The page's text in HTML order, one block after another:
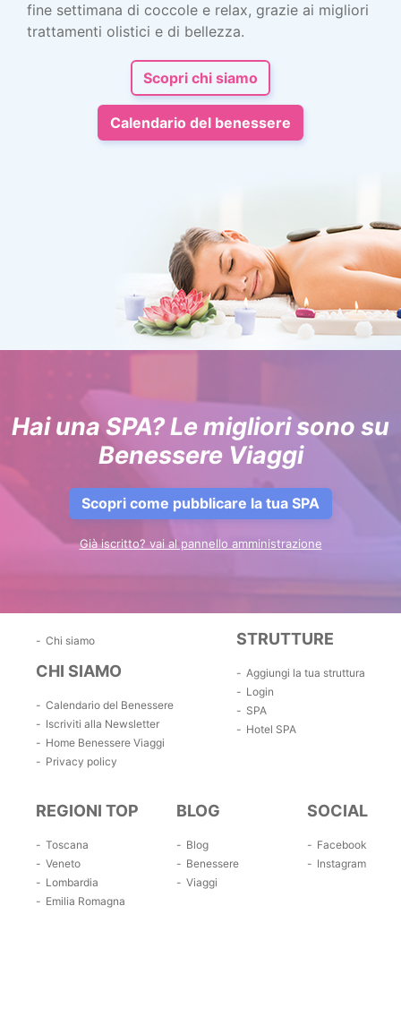
fine settimana di coccole e relax, grazie ai migliori
trattamenti olistici e di bellezza.
Scopri chi siamo
Calendario del benessere
Hai una SPA? Le migliori sono su
Benessere Viaggi
Scopri come pubblicare la tua SPA
Già iscritto? vai al pannello amministrazione
Chi siamo
CHI SIAMO
Calendario del Benessere
Iscriviti alla Newsletter
Home Benessere Viaggi
Privacy policy
STRUTTURE
Aggiungi la tua struttura
Login
SPA
Hotel SPA
REGIONI TOP
Toscana
Veneto
Lombardia
Emilia Romagna
BLOG
Blog
Benessere
Viaggi
SOCIAL
Facebook
Instagram